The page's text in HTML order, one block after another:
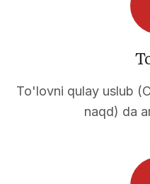
To'lovni qulay uslub
naqd) da